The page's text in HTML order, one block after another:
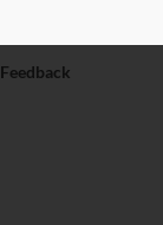
Feedback